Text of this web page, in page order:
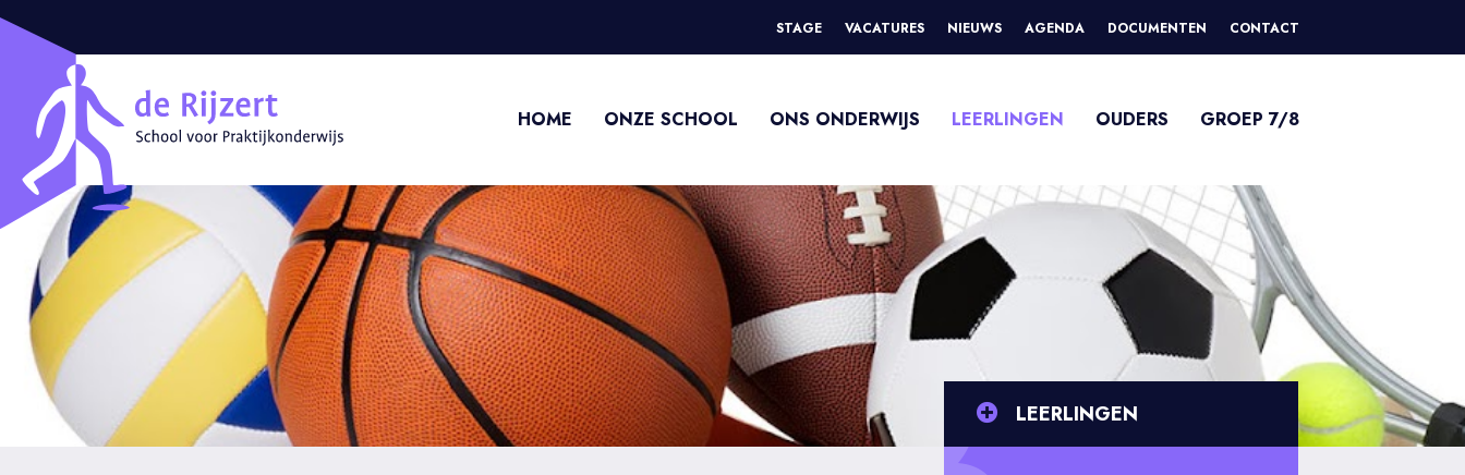
STAGE VACATURES NIEUWS AGENDA DOCUMENTEN CONTACT
HOME ONZE SCHOOL ONS ONDERWIJS LEERLINGEN OUDERS GROEP 7/8
LEERLINGEN